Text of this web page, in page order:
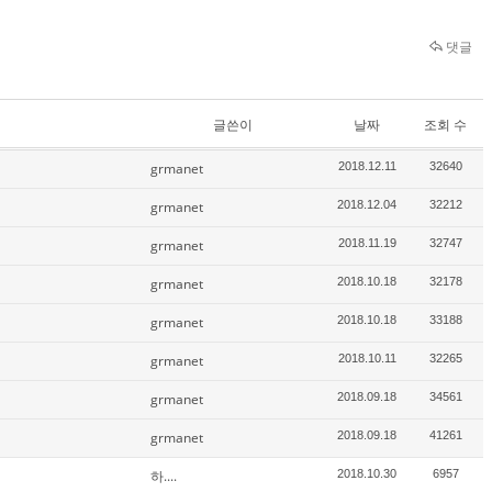
댓글
글쓴이 날짜 조회 수
grmanet 2018.12.11 32640
grmanet 2018.12.04 32212
grmanet 2018.11.19 32747
grmanet 2018.10.18 32178
grmanet 2018.10.18 33188
grmanet 2018.10.11 32265
grmanet 2018.09.18 34561
grmanet 2018.09.18 41261
하.... 2018.10.30 6957